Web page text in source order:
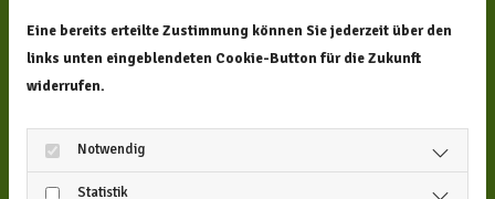
Beratungsgespräche
Schulungsmaßnahmen
Vorträge
Frühe Förderung im Spracherwerbsprozess kann Probleme
vermeiden und Kosten mindern. Prävention hilft, die eigene
Kommunikationsfähigkeit auf hohem Niveau zu halten.
Eine bereits erteilte Zustimmung können Sie jederzeit über den
links unten eingeblendeten Cookie-Button für die Zukunft
widerrufen.
Notwendig
Statistik